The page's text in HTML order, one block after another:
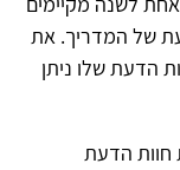
של המדריך. את
הדעת שלו ניתן
חוות הדעת